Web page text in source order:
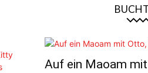
Auf ein Maoam